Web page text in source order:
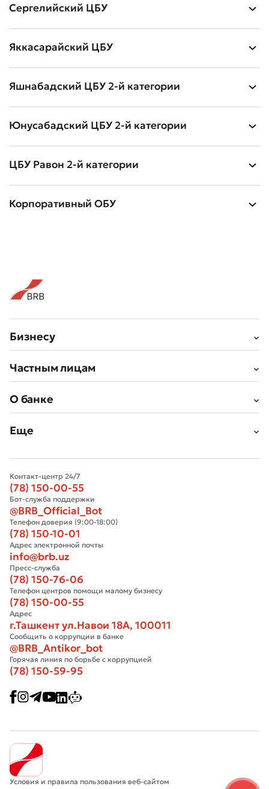
Сергелийский ЦБУ
Яккасарайский ЦБУ
Яшнабадский ЦБУ 2-й категории
Юнусабадский ЦБУ 2-й категории
ЦБУ Равон 2-й категории
Корпоративный ОБУ
Бизнесу
Частным лицам
О банке
Еще
Контакт-центр 24/7
(78) 150-00-55
Бот-служба поддержки
@BRB_Official_Bot
Телефон доверия (9:00-18:00)
(78) 150-10-01
Адрес электронной почты
info@brb.uz
Пресс-служба
(78) 150-76-06
Телефон центров помощи малому бизнесу
(78) 150-00-55
Адрес
г.Ташкент ул.Навои 18А, 100011
Сообщить о коррупции в банке
@BRB_Antikor_bot
Горячая линия по борьбе с коррупцией
(78) 150-59-95
Условия и правила пользования веб-сайтом